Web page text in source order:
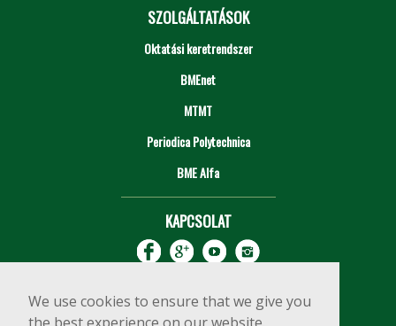
We use cookies to ensure that we give you
SZOLGÁLTATÁSOK
Oktatási keretrendszer
BMEnet
MTMT
Periodica Polytechnica
BME Alfa
KAPCSOLAT